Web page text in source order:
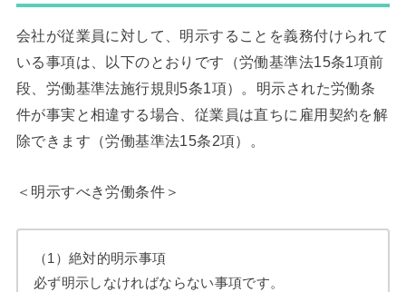
会社が従業員に対して、明示することを義務付けられて
いる事項は、以下のとおりです（労働基準法15条1項前
段、労働基準法施行規則5条1項）。明示された労働条
件が事実と相違する場合、従業員は直ちに雇用契約を解
除できます（労働基準法15条2項）。
＜明示すべき労働条件＞
（1）絶対的明示事項
必ず明示しなければならない事項です。